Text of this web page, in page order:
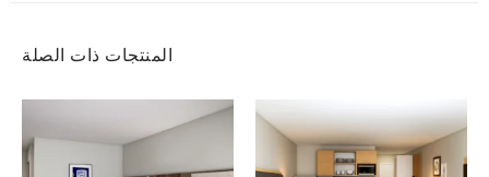
المنتجات ذات الصلة